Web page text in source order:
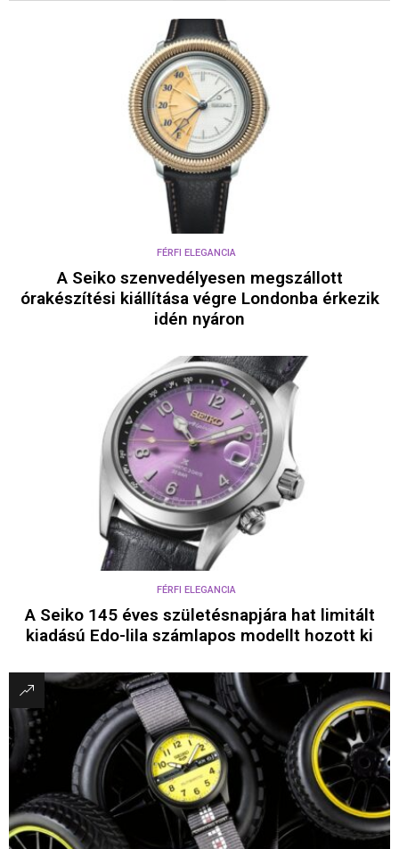
FÉRFI ELEGANCIA
A Seiko szenvedélyesen megszállott
órakészítési kiállítása végre Londonba érkezik
idén nyáron
FÉRFI ELEGANCIA
A Seiko 145 éves születésnapjára hat limitált
kiadású Edo-lila számlapos modellt hozott ki